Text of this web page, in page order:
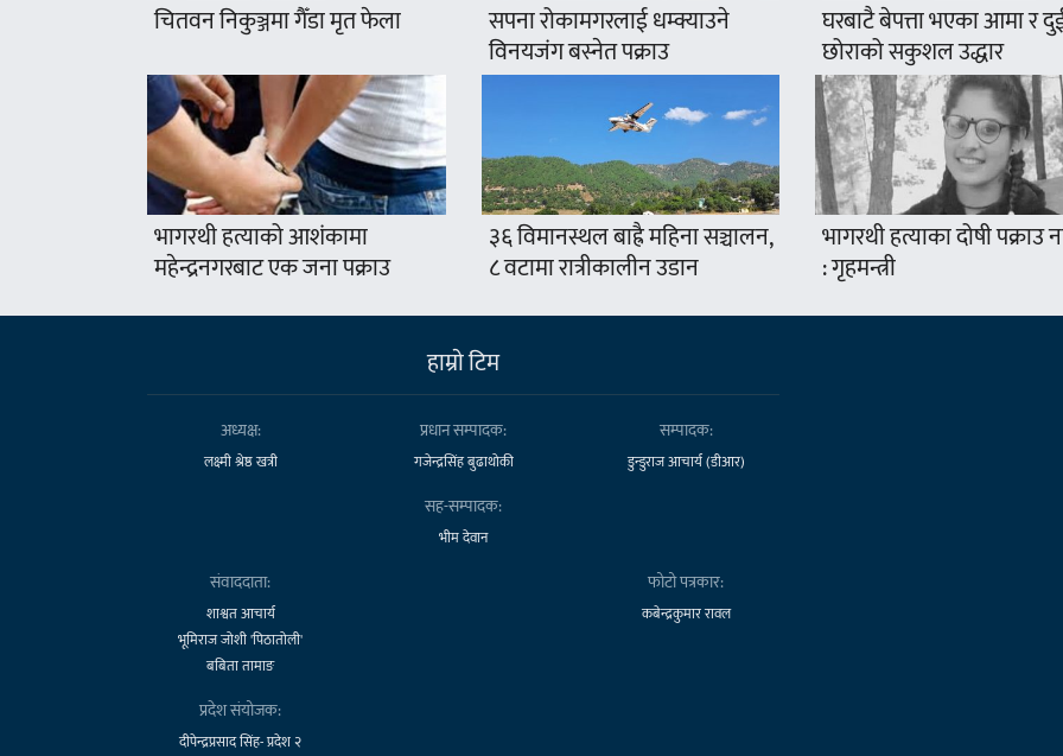
चितवन निकुञ्जमा गैँडा मृत फेला सपना रोकामगरलाई धम्क्याउने
विनयजंग बस्नेत पक्राउ
घरबाटै बेपत्ता भएका आमा र
छोराको सकुशल उद्धार
भागरथी हत्याको आशंकामा
महेन्द्रनगरबाट एक जना पक्राउ
३६ विमानस्थल बाह्रै महिना सञ्चालन,
८ वटामा रात्रीकालीन उडान
भागरथी हत्याका दोषी
: गृहमन्त्री
हाम्राे टिम
अध्यक्ष:
लक्ष्मी श्रेष्ठ खत्री
प्रधान सम्पादक:
गजेन्द्रसिंह बुढाथोकी
सम्पादक:
डुन्डुराज आचार्य (डीआर)
सह-सम्पादक:
भीम देवान
संवाददाता:
शाश्वत आचार्य
भूमिराज जोशी 'पिठातोली'
बबिता तामाङ
फोटो पत्रकार:
कबेन्द्रकुमार रावल
प्रदेश संयोजक:
दीपेन्द्रप्रसाद सिंह- प्रदेश २